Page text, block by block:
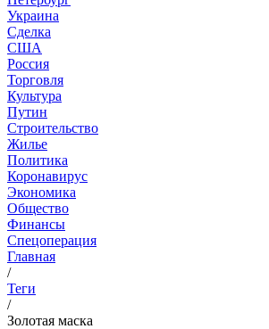
Украина
Сделка
США
Россия
Торговля
Культура
Путин
Строительство
Жилье
Политика
Коронавирус
Экономика
Общество
Финансы
Спецоперация
Главная
/
Теги
/
Золотая маска